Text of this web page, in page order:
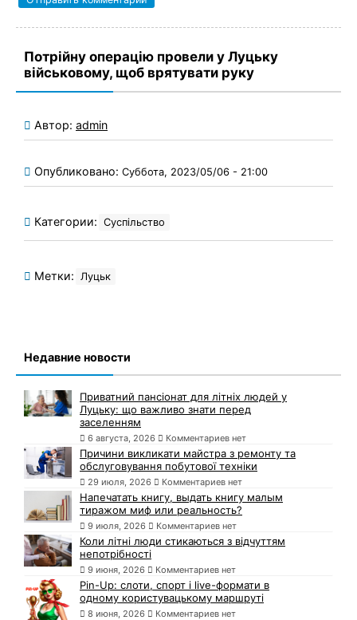
Потрійну операцію провели у Луцьку
військовому, щоб врятувати руку
Автор: admin
Опубликовано: Суббота, 2023/05/06 - 21:00
Категории: Суспільство
Метки: Луцьк
Недавние новости
Приватний пансіонат для літніх людей у
Луцьку: що важливо знати перед
заселенням
6 августа, 2026 Комментариев нет
Причини викликати майстра з ремонту та
обслуговування побутової техніки
29 июля, 2026 Комментариев нет
Напечатать книгу, выдать книгу малым
тиражом миф или реальность?
9 июля, 2026 Комментариев нет
Коли літні люди стикаються з відчуттям
непотрібності
9 июня, 2026 Комментариев нет
Pin-Up: слоти, спорт і live-формати в
одному користувацькому маршруті
8 июня, 2026 Комментариев нет